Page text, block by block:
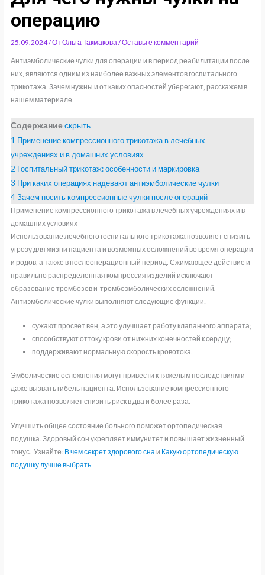
операцию
25.09.2024/ ОтОльга Такмакова/Оставьте комментарий
Антиэмболические чулки для операции и в период реабилитации после
них, являются одним из наиболее важных элементов госпитального
трикотажа. Зачем нужны и от каких опасностей уберегают, расскажем в
нашем материале.
Содержаниескрыть
1 Применение компрессионного трикотажа в лечебных
учреждениях и в домашних условиях
2 Госпитальный трикотаж: особенности и маркировка
3 При каких операциях надевают антиэмболические чулки
4 Зачем носить компрессионные чулки после операций
Применение компрессионного трикотажа в лечебных учреждениях и в
домашних условиях
Использование лечебного госпитального трикотажа позволяет снизить
угрозу для жизни пациента и возможных осложнений во время операции
и родов, а также в послеоперационный период. Сжимающее действие и
правильно распределенная компрессия изделий исключают
образование тромбозов и тромбоэмболических осложнений.
Антиэмболические чулки выполняют следующие функции:
сужают просвет вен, а это улучшает работу клапанного аппарата;
способствуют оттоку крови от нижних конечностей к сердцу;
поддерживают нормальную скорость кровотока.
Эмболические осложнения могут привести к тяжелым последствиям и
даже вызвать гибель пациента. Использование компрессионного
трикотажа позволяет снизить риск в два и более раза.
Улучшить общее состояние больного поможет ортопедическая
подушка. Здоровый сон укрепляет иммунитет и повышает жизненный
тонус. Узнайте: В чем секрет здорового сна и Какую ортопедическую
подушку лучше выбрать